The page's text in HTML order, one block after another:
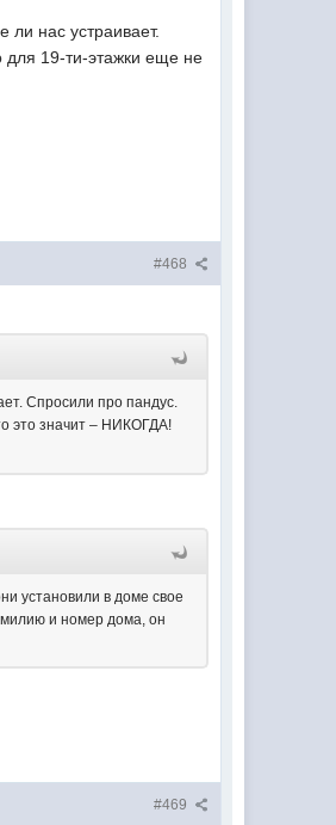
нас устраивает.
для 19-ти-этажки еще не
#468
Спросили про пандус.
это значит – НИКОГДА!
установили в доме свое
и номер дома, он
#469